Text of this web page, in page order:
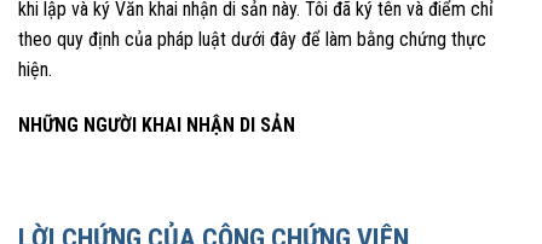
khi lập và ký Văn khai nhận di sản này. Tôi đã ký tên và điểm chỉ
theo quy định của pháp luật dưới đây để làm bằng chứng thực
hiện.
NHỮNG NGƯỜI KHAI NHẬN DI SẢN
LỜI CHỨNG CỦA CÔNG CHỨNG VIÊN